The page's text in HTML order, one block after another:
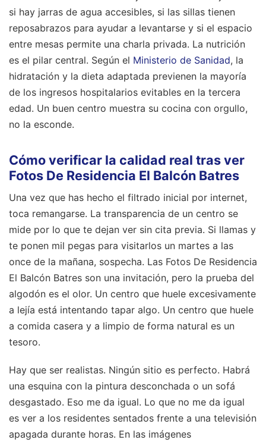
si hay jarras de agua accesibles, si las sillas tienen
reposabrazos para ayudar a levantarse y si el espacio
entre mesas permite una charla privada. La nutrición
es el pilar central. Según el Ministerio de Sanidad, la
hidratación y la dieta adaptada previenen la mayoría
de los ingresos hospitalarios evitables en la tercera
edad. Un buen centro muestra su cocina con orgullo,
no la esconde.
Cómo verificar la calidad real tras ver
Fotos De Residencia El Balcón Batres
Una vez que has hecho el filtrado inicial por internet,
toca remangarse. La transparencia de un centro se
mide por lo que te dejan ver sin cita previa. Si llamas y
te ponen mil pegas para visitarlos un martes a las
once de la mañana, sospecha. Las Fotos De Residencia
El Balcón Batres son una invitación, pero la prueba del
algodón es el olor. Un centro que huele excesivamente
a lejía está intentando tapar algo. Un centro que huele
a comida casera y a limpio de forma natural es un
tesoro.
Hay que ser realistas. Ningún sitio es perfecto. Habrá
una esquina con la pintura desconchada o un sofá
desgastado. Eso me da igual. Lo que no me da igual
es ver a los residentes sentados frente a una televisión
apagada durante horas. En las imágenes